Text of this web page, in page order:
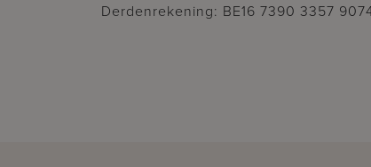
Derdenrekening: BE16 7390 3357